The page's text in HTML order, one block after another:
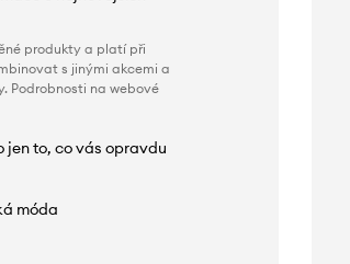
produkty a platí při
s jinými akcemi a
Podrobnosti na webové
jen to, co vás opravdu
móda